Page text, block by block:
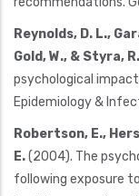
Reynolds, D. L.,
Gold, W., & Styra, R.
psychological
Epidemiology &
Robertson, E.,
E.(2004). The
following exposure